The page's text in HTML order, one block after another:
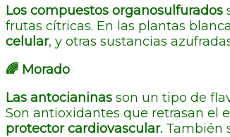
Los compuestos organosulfurados
frutas cítricas. En las plantas
celular, y otras sustancias
🌈 Morado
Las antocianinas son un tipo de
Son antioxidantes que retrasan el
protector cardiovascular. También